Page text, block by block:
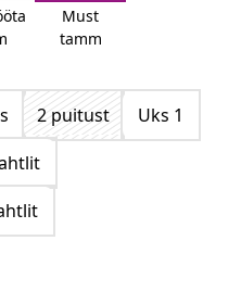
Must
tamm
2 puitust
Uks 1